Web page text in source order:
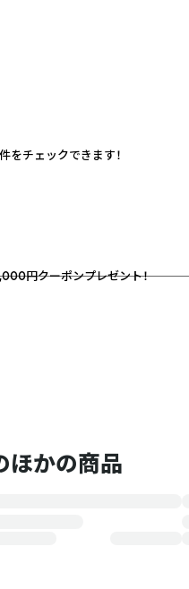
ほかの商品
をチェックできます！
円クーポンプレゼント！